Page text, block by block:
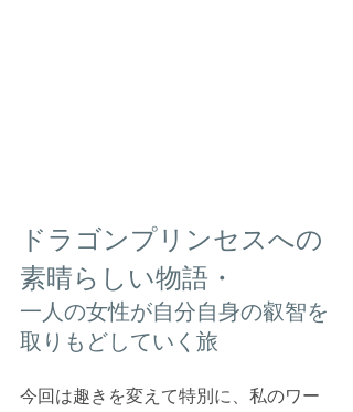
ドラゴンプリンセスへの
素晴らしい物語・
一人の女性が自分自身の叡智を
取りもどしていく旅
今回は趣きを変えて特別に、私のワー